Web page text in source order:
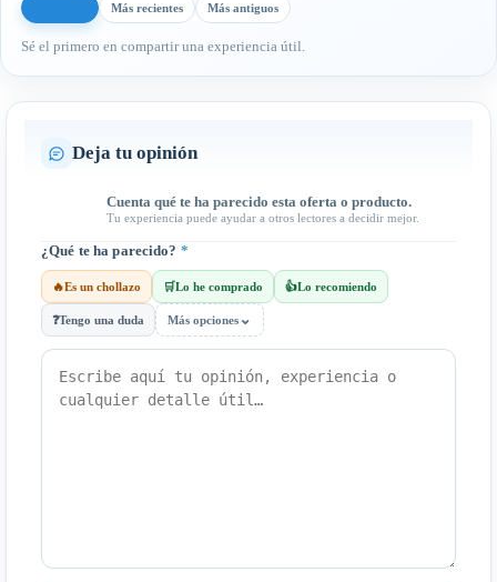
Más recientes Más antiguos
Sé el primero en compartir una experiencia útil.
Deja tu opinión
Cuenta qué te ha parecido esta oferta o producto.
Tu experiencia puede ayudar a otros lectores a decidir mejor.
¿Qué te ha parecido? *
🔥Es un chollazo 🛒Lo he comprado 👍Lo recomiendo
❓Tengo una duda Más opciones ⌄